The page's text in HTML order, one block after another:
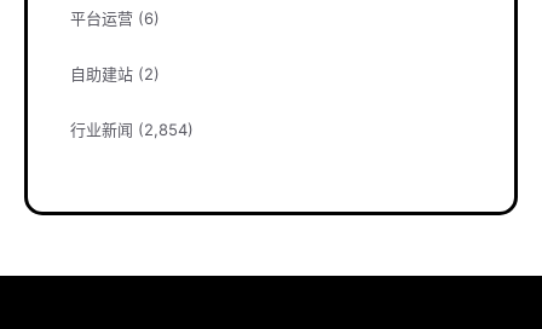
平台运营 (6)
自助建站 (2)
行业新闻 (2,854)